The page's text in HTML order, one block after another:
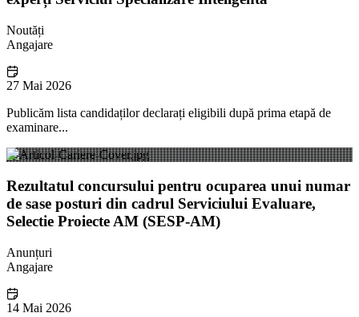
Noutăți
Angajare
27 Mai 2026
Publicăm lista candidaților declarați eligibili după prima etapă de
examinare...
Rezultatul concursului pentru ocuparea unui numar
de sase posturi din cadrul Serviciului Evaluare,
Selectie Proiecte AM (SESP-AM)
Anunțuri
Angajare
14 Mai 2026